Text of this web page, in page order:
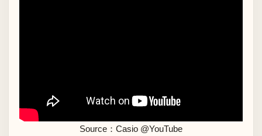
Source： Casio @YouTube